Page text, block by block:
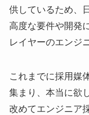
供しているため、
高度な要件や開発
レイヤーのエンジ
これまでに採用媒
集まり、本当に欲
改めてエンジニア